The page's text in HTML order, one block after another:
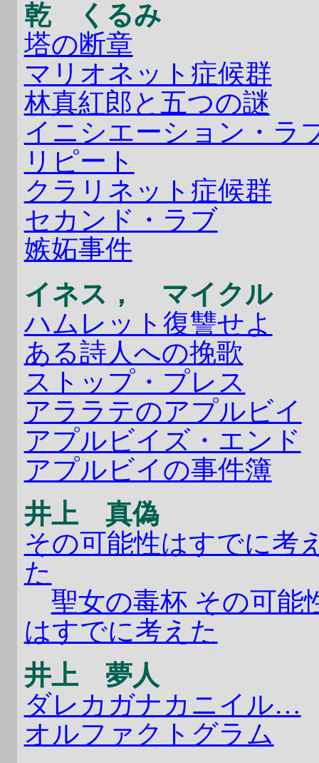
乾 くるみ
塔の断章
マリオネット症候群
林真紅郎と五つの謎
イニシエーション・ラ
リピート
クラリネット症候群
セカンド・ラブ
嫉妬事件
イネス， マイクル
ハムレット復讐せよ
ある詩人への挽歌
ストップ・プレス
アララテのアプルビイ
アプルビイズ・エンド
アプルビイの事件簿
井上 真偽
その可能性はすでに考
た
聖女の毒杯 その可能
はすでに考えた
井上 夢人
ダレカガナカニイル…
オルファクトグラム